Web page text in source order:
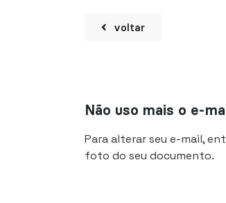
voltar
Não uso mais o e-
Para alterar seu e-mail,
foto do seu documento.